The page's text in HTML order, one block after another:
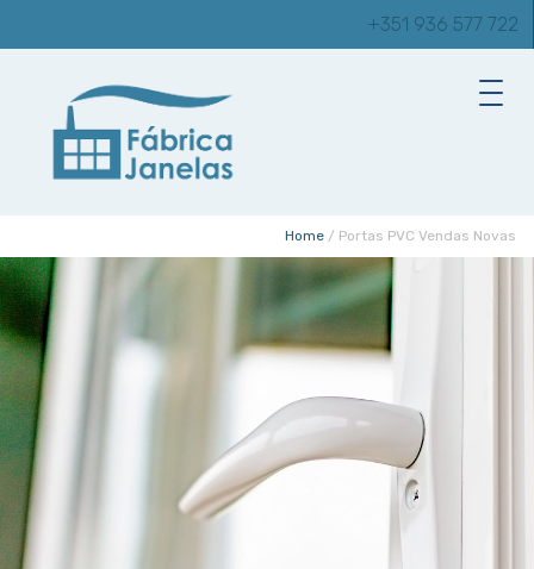
+351 936 577 722
Home / Portas PVC Vendas Novas